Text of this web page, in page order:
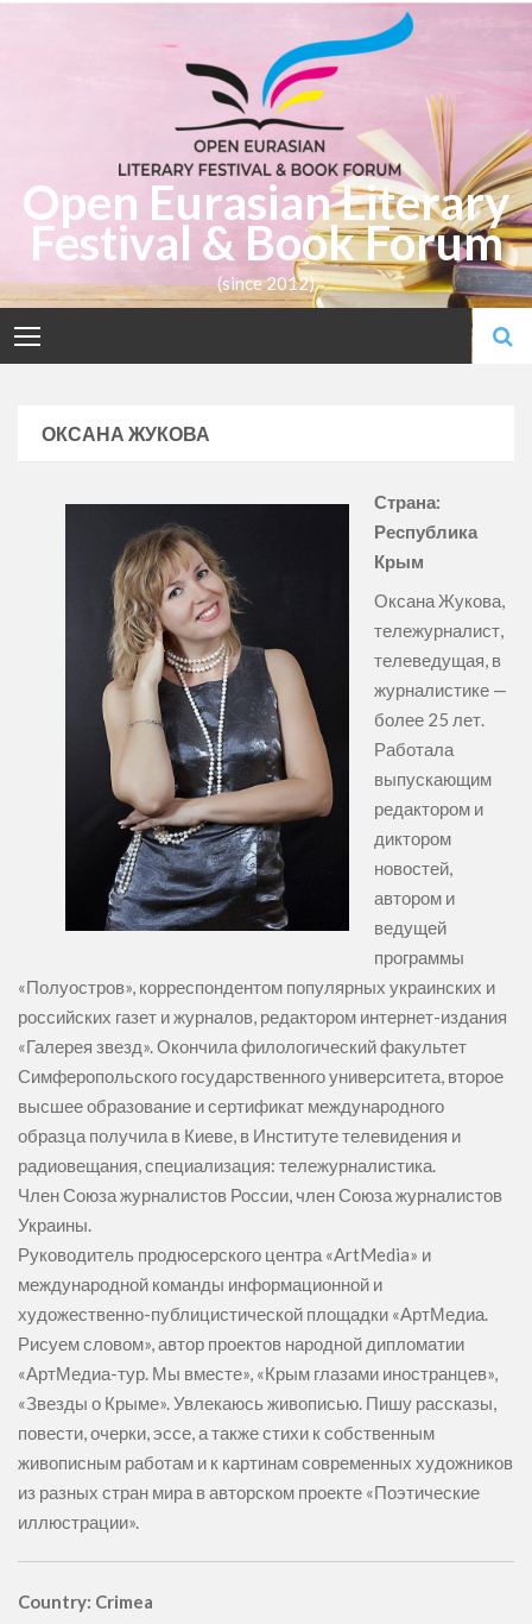
Open Eurasian Literary
Festival & Book Forum
(since 2012)
ОКСАНА ЖУКОВА
Страна:
Республика
Крым
Оксана Жукова,
тележурналист,
телеведущая, в
журналистике —
более 25 лет.
Работала
выпускающим
редактором и
диктором
новостей,
автором и
ведущей
программы
«Полуостров», корреспондентом популярных украинских и
российских газет и журналов, редактором интернет-издания
«Галерея звезд». Окончила филологический факультет
Симферопольского государственного университета, второе
высшее образование и сертификат международного
образца получила в Киеве, в Институте телевидения и
радиовещания, специализация: тележурналистика.
Член Союза журналистов России, член Союза журналистов
Украины.
Руководитель продюсерского центра «ArtMedia» и
международной команды информационной и
художественно-публицистической площадки «АртМедиа.
Рисуем словом», автор проектов народной дипломатии
«АртМедиа-тур. Мы вместе», «Крым глазами иностранцев»,
«Звезды о Крыме». Увлекаюсь живописью. Пишу рассказы,
повести, очерки, эссе, а также стихи к собственным
живописным работам и к картинам современных художников
из разных стран мира в авторском проекте «Поэтические
иллюстрации».
Country: Crimea